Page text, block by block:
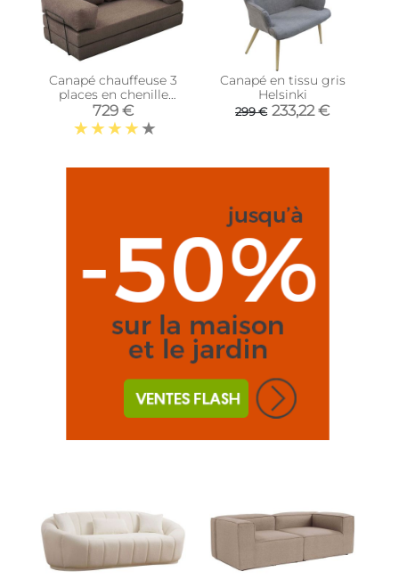
Canapé chauffeuse 3
places en chenille
Comfort (Gris)
729 €
Canapé en tissu gris
Helsinki
299 € 233,22 €